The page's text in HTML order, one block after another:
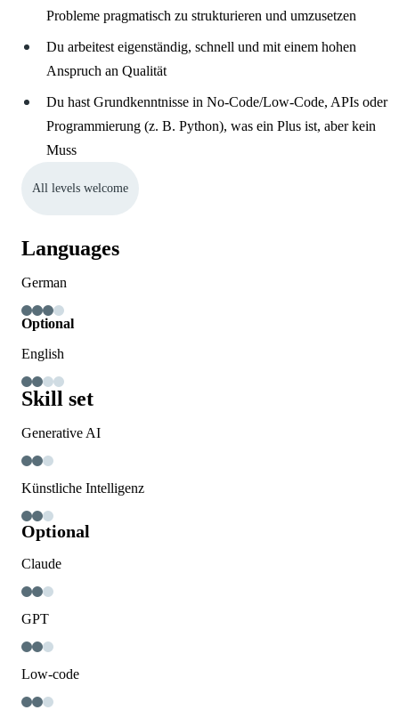
Probleme pragmatisch zu strukturieren und umzusetzen
Du arbeitest eigenständig, schnell und mit einem hohen
Anspruch an Qualität
Du hast Grundkenntnisse in No-Code/Low-Code, APIs oder
Programmierung (z. B. Python), was ein Plus ist, aber kein
Muss
All levels welcome
Languages
German
Optional
English
Skill set
Generative AI
Künstliche Intelligenz
Optional
Claude
GPT
Low-code